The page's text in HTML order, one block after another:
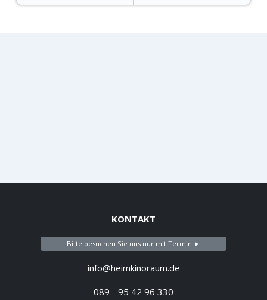
KONTAKT
Bitte besuchen Sie uns nur mit Termin ►
info@heimkinoraum.de
089 - 95 42 96 330